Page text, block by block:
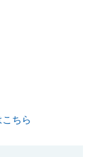
こちら